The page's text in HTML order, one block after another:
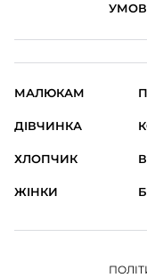
МАЛЮКАМ
ДІВЧИНКА
ХЛОПЧИК
ЖІНКИ